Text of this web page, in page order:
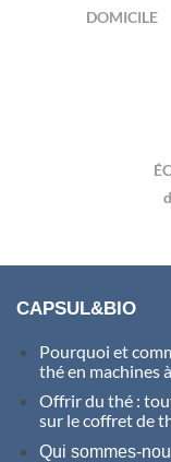
DOMICILE
CAPSUL&BIO
Pourquoi et
thé en machines
Offrir du thé :
sur le coffret de
Qui sommes-